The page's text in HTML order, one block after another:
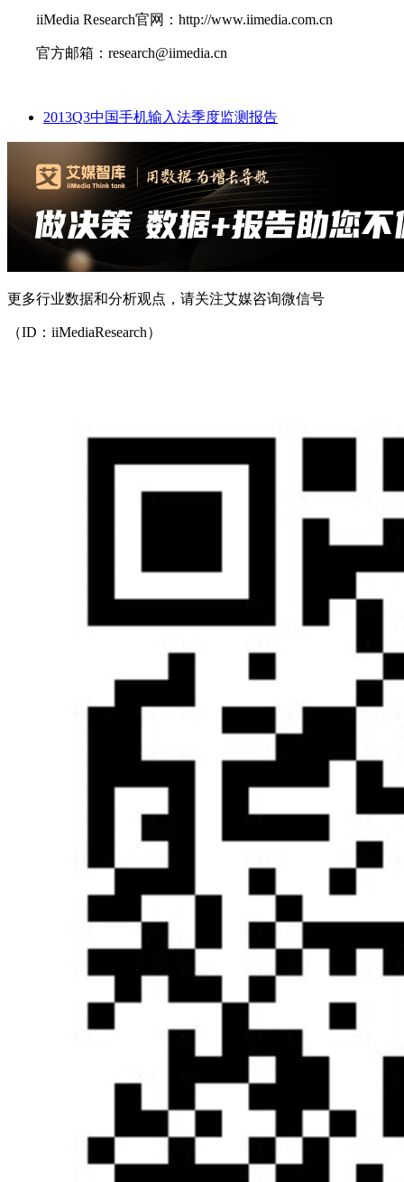
iiMedia Research官网：http://www.iimedia.com.cn
官方邮箱：research@iimedia.cn
2013Q3中国手机输入法季度监测报告
更多行业数据和分析观点，请关注艾媒咨询微信号
（ID：iiMediaResearch）